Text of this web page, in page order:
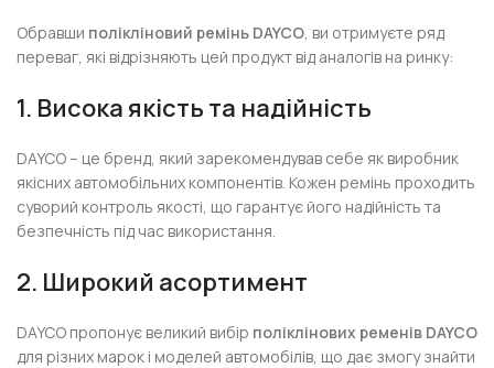
Обравши полікліновий ремінь DAYCO, ви отримуєте ряд
переваг, які відрізняють цей продукт від аналогів на ринку:
1. Висока якість та надійність
DAYCO – це бренд, який зарекомендував себе як виробник
якісних автомобільних компонентів. Кожен ремінь проходить
суворий контроль якості, що гарантує його надійність та
безпечність під час використання.
2. Широкий асортимент
DAYCO пропонує великий вибір поліклінових ременів DAYCO
для різних марок і моделей автомобілів, що дає змогу знайти